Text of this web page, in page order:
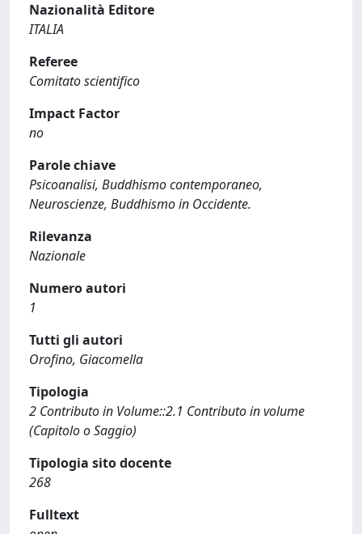
Nazionalità Editore
ITALIA
Referee
Comitato scientifico
Impact Factor
no
Parole chiave
Psicoanalisi, Buddhismo contemporaneo,
Neuroscienze, Buddhismo in Occidente.
Rilevanza
Nazionale
Numero autori
1
Tutti gli autori
Orofino, Giacomella
Tipologia
2 Contributo in Volume::2.1 Contributo in volume
(Capitolo o Saggio)
Tipologia sito docente
268
Fulltext